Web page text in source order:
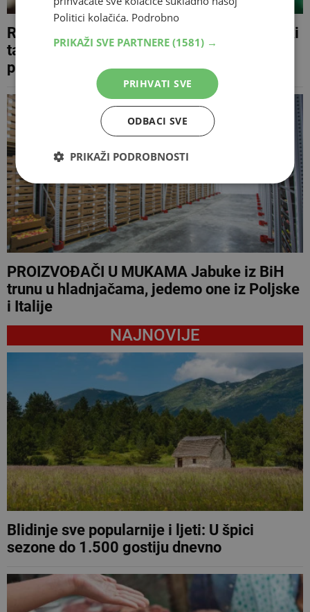
REGIONALNI LIDER VOĆARSTVA Mađarski
tajkun kupio najvećeg hrvatskog
proizvođača i izvoznika svježe jabuke
PROIZVOĐAČI U MUKAMA Jabuke iz BiH
trunu u hladnjačama, jedemo one iz Poljske
i Italije
NAJNOVIJE
Blidinje sve popularnije i ljeti: U špici
sezone do 1.500 gostiju dnevno
Politici kolačića. Podrobno
PRIKAŽI SVE PARTNERE (1581) →
PRIHVATI SVE
ODBACI SVE
PRIKAŽI PODROBNOSTI